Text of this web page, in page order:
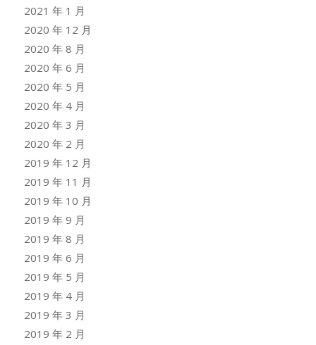
2021 年 1 月
2020 年 12 月
2020 年 8 月
2020 年 6 月
2020 年 5 月
2020 年 4 月
2020 年 3 月
2020 年 2 月
2019 年 12 月
2019 年 11 月
2019 年 10 月
2019 年 9 月
2019 年 8 月
2019 年 6 月
2019 年 5 月
2019 年 4 月
2019 年 3 月
2019 年 2 月